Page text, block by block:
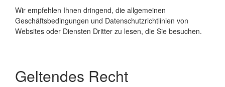
Wir empfehlen Ihnen dringend, die allgemeinen
Geschäftsbedingungen und Datenschutzrichtlinien von
Websites oder Diensten Dritter zu lesen, die Sie besuchen.
Geltendes Recht